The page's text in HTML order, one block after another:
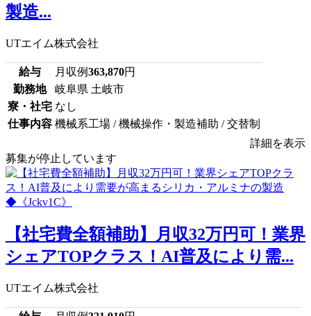
製造...
UTエイム株式会社
給与 月収例363,870円
勤務地
岐阜県 土岐市
寮・社宅 なし
仕事内容 機械系工場 / 機械操作・製造補助 / 交替制
詳細を表示
募集が停止しています
【社宅費全額補助】月収32万円可！業界
シェアTOPクラス！AI普及により需...
UTエイム株式会社